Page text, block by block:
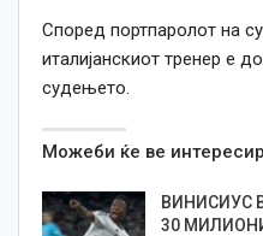
Според портпаролот на
италијанскиот тренер е
судењето.
Можеби ќе ве
ВИНИСИУС
30